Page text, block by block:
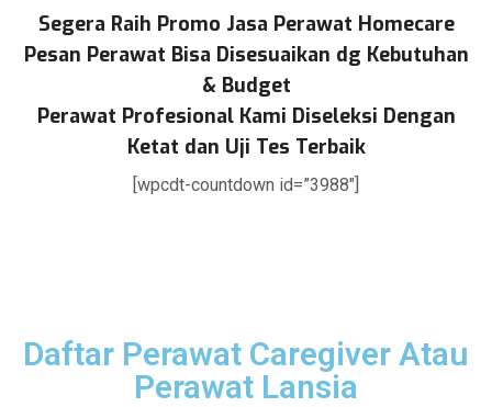
Segera Raih Promo Jasa Perawat Homecare
Pesan Perawat Bisa Disesuaikan dg Kebutuhan
& Budget
Perawat Profesional Kami Diseleksi Dengan
Ketat dan Uji Tes Terbaik
[wpcdt-countdown id=”3988″]
Daftar Perawat Caregiver Atau
Perawat Lansia